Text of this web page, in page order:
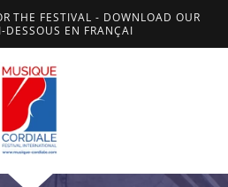
THE FESTIVAL - DOWNLOAD OUR
DESSOUS EN FRANÇAI